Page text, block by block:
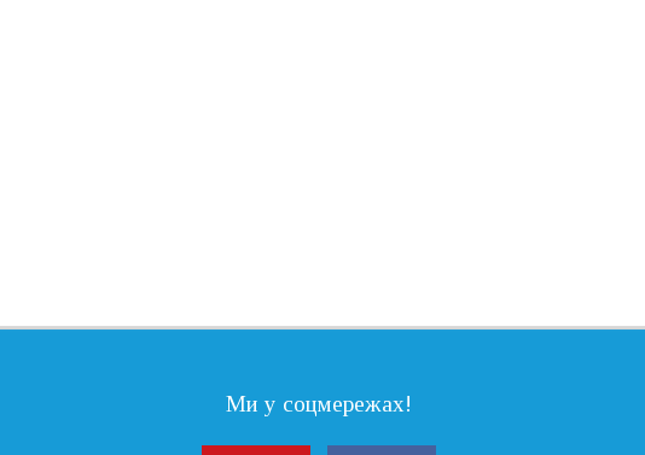
Ми у соцмережах!